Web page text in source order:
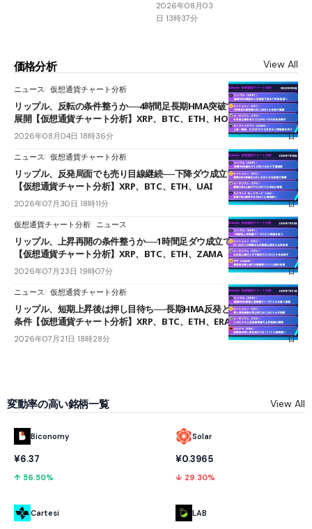
2026年08月03
日 13時37分
価格分析 View All
ニュース 仮想通貨チャート分析
リップル、反転の条件整うか──4時間足長期HMA突破で雲下端を目指す
展開【仮想通貨チャート分析】XRP、BTC、ETH、HOME
2026年08月04日 18時36分
ニュース 仮想通貨チャート分析
リップル、反発局面でも売り目線継続──下降ダウ成立で下値追う展開
【仮想通貨チャート分析】XRP、BTC、ETH、UAI
2026年07月30日 18時11分
仮想通貨チャート分析 ニュース
リップル、上昇再開の条件整うか──1時間足ダウ成立で1.185ドルを狙う
【仮想通貨チャート分析】XRP、BTC、ETH、ZAMA
2026年07月23日 19時07分
ニュース 仮想通貨チャート分析
リップル、短期上昇後は押し目待ち──長期HMA反発と雲上抜けが買い
条件【仮想通貨チャート分析】XRP、BTC、ETH、ERA
2026年07月21日 18時28分
変動率の高い銘柄一覧 View All
Biconomy
¥6.37
↑ 56.50%
Cartesi
Solar
¥0.3965
↓ 29.30%
LAB